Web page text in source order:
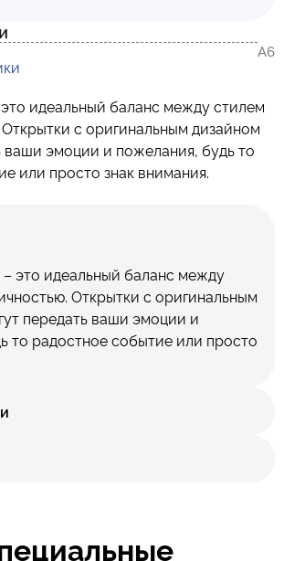
А6
идеальный баланс между стилем
с оригинальным дизайном
ваши эмоции и пожелания, будь то
или просто знак внимания.
это идеальный баланс между
Открытки с оригинальным
передать ваши эмоции и
то радостное событие или просто